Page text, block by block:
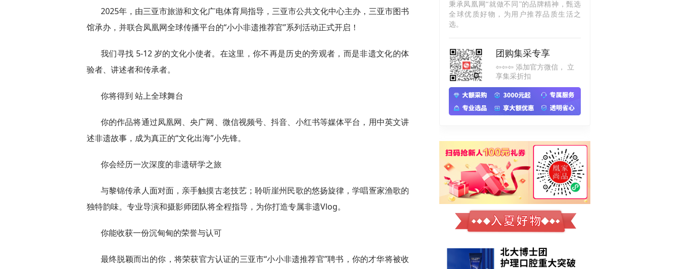
2025年，由三亚市旅游和文化广电体育局指导，三亚市公共文化中心主办，三亚市图书
馆承办，并联合凤凰网全球传播平台的“小小非遗推荐官”系列活动正式开启！
我们寻找 5-12 岁的文化小使者。在这里，你不再是历史的旁观者，而是非遗文化的体
验者、讲述者和传承者。
你将得到 站上全球舞台
你的作品将通过凤凰网、央广网、微信视频号、抖音、小红书等媒体平台，用中英文讲
述非遗故事，成为真正的“文化出海”小先锋。
你会经历一次深度的非遗研学之旅
与黎锦传承人面对面，亲手触摸古老技艺；聆听崖州民歌的悠扬旋律，学唱疍家渔歌的
独特韵味。专业导演和摄影师团队将全程指导，为你打造专属非遗Vlog。
你能收获一份沉甸甸的荣誉与认可
最终脱颖而出的你，将荣获官方认证的三亚市“小小非遗推荐官”聘书，你的才华将被收
秉承凤凰网“就做不同”的品牌精神，甄选
全球优质好物，为用户推荐品质生活之
选。
团购集采专享
⇦⇦⇦ 添加官方微信， 立
享集采折扣